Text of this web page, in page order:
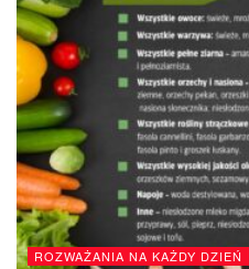
ROZWAŻANIA NA KAŻDY DZIEŃ